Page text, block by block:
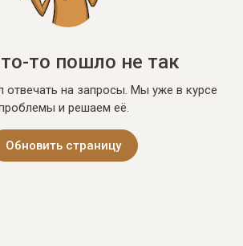
то пошло не так
отвечать на запросы. Мы уже в курсе
и решаем её.
Обновить страницу